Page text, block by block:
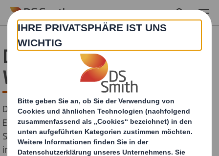
Skip to main content
DS Smith auf der Internet
World Expo
Die Internet World Expo in München ist Europas größte
E-Commerce Veranstaltung. Über 250 Speaker in 200
Sessions haben die 17.200 Besucher begeistert und
inspiriert. 420 Aussteller, Sponsoren und Partner